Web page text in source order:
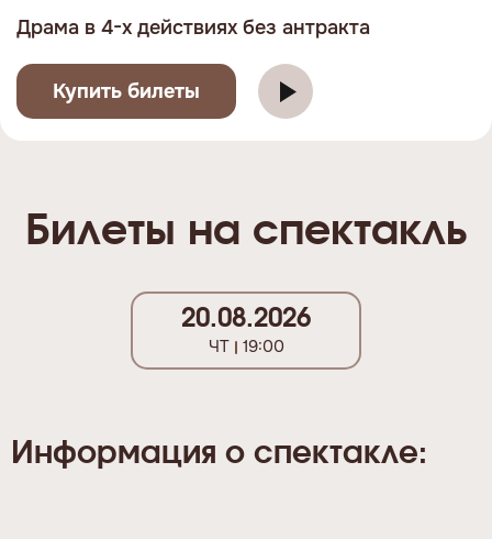
Драма в 4-х действиях без антракта
Купить билеты
Билеты на спектакль
20.08.2026
ЧТ 19:00
Информация о спектакле: